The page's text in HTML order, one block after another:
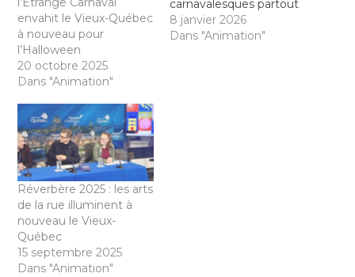
envahit le Vieux-Québec
à nouveau pour
l’Halloween
20 octobre 2025
Dans "Animation"
carnavalesques partout
à Québec Rangez vos
pantoufles, sortez vos
8 janvier 2026
Dans "Animation"
Réverbère 2025 : les arts
de la rue illuminent à
nouveau le Vieux-
Québec
15 septembre 2025
Dans "Animation"